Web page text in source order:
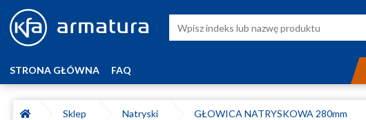
STRONA GŁÓWNA FAQ
Sklep Natryski GŁOWICA NATRYSKOWA 280mm